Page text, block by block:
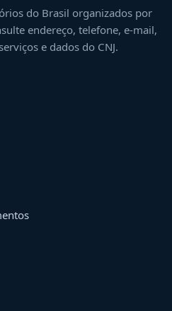
do Brasil organizados por
endereço, telefone, e-mail,
e dados do CNJ.